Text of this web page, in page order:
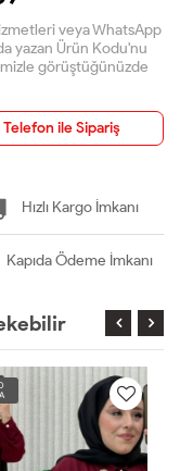
veya WhatsApp
yazan Ürün Kodu'nu
görüştüğünüzde
Telefon ile Sipariş
Hızlı Kargo İmkanı
Kapıda Ödeme İmkanı